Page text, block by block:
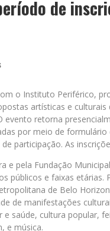
de
o Instituto Periférico,
artísticas e
evento retorna
por meio de formulário
participação. As
e pela Fundação
públicos e faixas etárias.
de Belo
de manifestações
e saúde, cultura popular,
e música.